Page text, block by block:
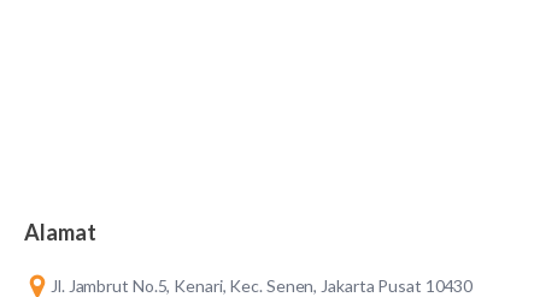
Alamat
Jl. Jambrut No.5, Kenari, Kec. Senen, Jakarta Pusat 10430